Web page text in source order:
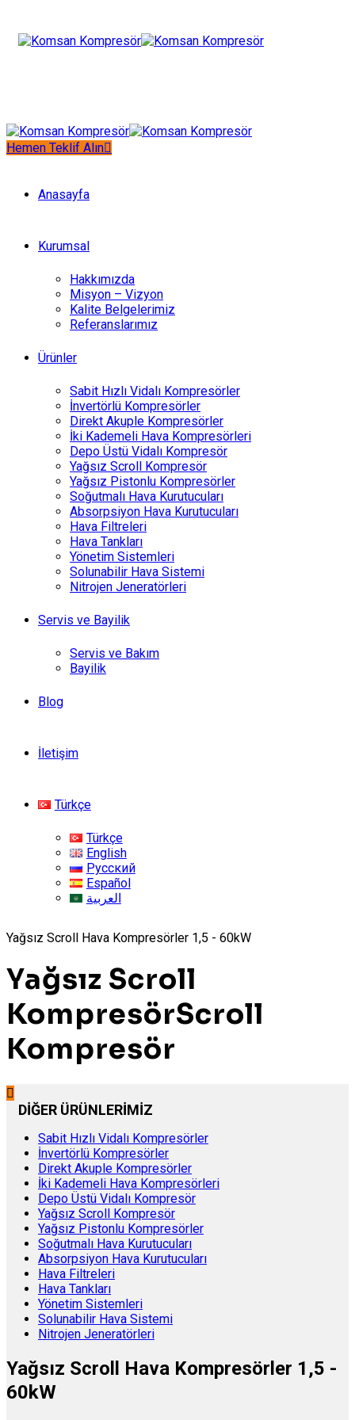
Hemen Teklif Alın
Anasayfa
Kurumsal
Hakkımızda
Misyon – Vizyon
Kalite Belgelerimiz
Referanslarımız
Ürünler
Sabit Hızlı Vidalı Kompresörler
İnvertörlü Kompresörler
Direkt Akuple Kompresörler
İki Kademeli Hava Kompresörleri
Depo Üstü Vidalı Kompresör
Yağsız Scroll Kompresör
Yağsız Pistonlu Kompresörler
Soğutmalı Hava Kurutucuları
Absorpsiyon Hava Kurutucuları
Hava Filtreleri
Hava Tankları
Yönetim Sistemleri
Solunabilir Hava Sistemi
Nitrojen Jeneratörleri
Servis ve Bayilik
Servis ve Bakım
Bayilik
Blog
İletişim
Türkçe
Türkçe
English
Русский
Español
العربية
Yağsız Scroll Hava Kompresörler 1,5 - 60kW
Yağsız Scroll
KompresörScroll
Kompresör
DİĞER ÜRÜNLERİMİZ
Sabit Hızlı Vidalı Kompresörler
İnvertörlü Kompresörler
Direkt Akuple Kompresörler
İki Kademeli Hava Kompresörleri
Depo Üstü Vidalı Kompresör
Yağsız Scroll Kompresör
Yağsız Pistonlu Kompresörler
Soğutmalı Hava Kurutucuları
Absorpsiyon Hava Kurutucuları
Hava Filtreleri
Hava Tankları
Yönetim Sistemleri
Solunabilir Hava Sistemi
Nitrojen Jeneratörleri
Yağsız Scroll Hava Kompresörler 1,5 -
60kW